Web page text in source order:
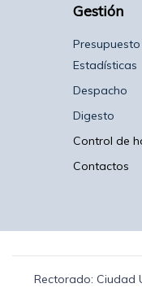
Gestión
Presupuesto
Estadísticas
Despacho
Digesto
Control de
Contactos
Rectorado: Ciudad